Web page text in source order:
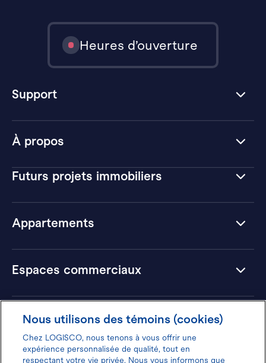
À propos
Futurs projets immobiliers
Appartements
Espaces commerciaux
Hôtels
Heures d’ouverture
Support
Nous utilisons des témoins (cookies)
Chez LOGISCO, nous tenons à vous offrir une
expérience personnalisée de qualité, tout en
respectant votre vie privée. Nous vous informons que